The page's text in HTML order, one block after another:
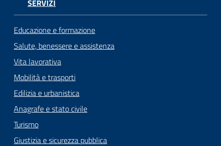
SERVIZI
Educazione e formazione
Salute, benessere e assistenza
Vita lavorativa
Mobilità e trasporti
Edilizia e urbanistica
Anagrafe e stato civile
Turismo
Giustizia e sicurezza pubblica